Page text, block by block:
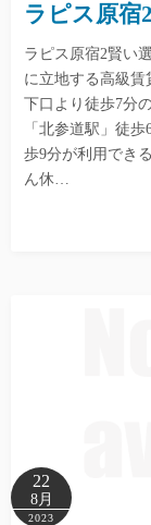
ラピス原宿
ラピス原宿2賢い
に立地する高級賃
下口より徒歩7分
「北参道駅」徒
歩9分が利用でき
ん休…
22
8月
2023